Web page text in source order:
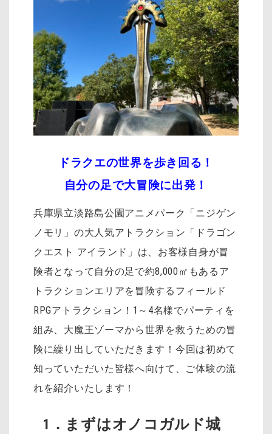
ドラクエの世界を歩き回る！
自分の足で大冒険に出発！
兵庫県立淡路島公園アニメパーク「ニジゲン
ノモリ」の大人気アトラクション「ドラゴン
クエスト アイランド」は、お客様自身が冒
険者となって自分の足で約8,000㎡もあるア
トラクションエリアを冒険するフィールド
RPGアトラクション！1～4名様でパーティを
組み、大魔王ゾーマから世界を救うための冒
険に繰り出していただきます！ 今回は初めて
知っていただいた皆様へ向けて、ご体験の流
れを紹介いたします！
1．まずはオノコガルド城